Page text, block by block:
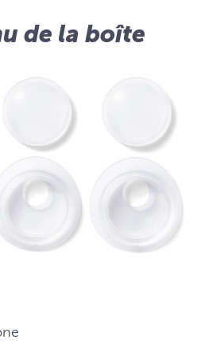
de la boîte